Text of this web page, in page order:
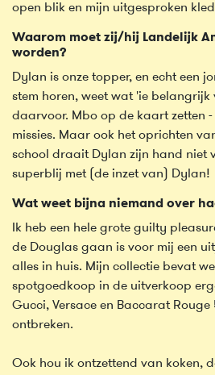
open blik en mijn uitgesproken
Waarom moet zij/hij Landelijk
worden?
Dylan is onze topper, en echt een
stem horen, weet wat 'ie
daarvoor. Mbo op de kaart zetten -
missies. Maar ook het oprichten
school draait Dylan zijn hand niet
superblij met (de inzet van) Dylan!
Wat weet bijna niemand over
Ik heb een hele grote guilty
de Douglas gaan is voor mij een
alles in huis. Mijn collectie bevat
spotgoedkoop in de uitverkoop
Gucci, Versace en Baccarat
ontbreken.
Ook hou ik ontzettend van koken,